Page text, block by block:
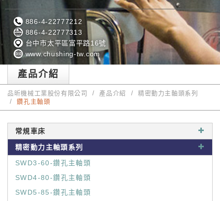
886-4-22777212
886-4-22777313
台中市太平區富平路16號
www.chushing-tw.com
產品介紹
品昕機械工業股份有限公司 產品介紹
精密動力主軸頭系列
鑽孔主軸頭
常規車床
精密動力主軸頭系列
SWD3-60-鑽孔主軸頭
SWD4-80-鑽孔主軸頭
SWD5-85-鑽孔主軸頭